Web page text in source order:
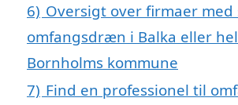
6) Oversigt over firmaer med
omfangsdræn i Balka eller
Bornholms kommune
7) Find en professionel til